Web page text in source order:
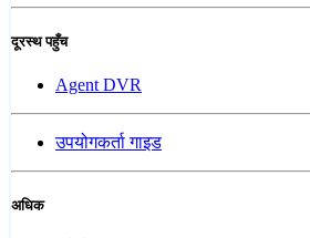
दूरस्थ पहुँच
Agent DVR
उपयोगकर्ता गाइड
अधिक